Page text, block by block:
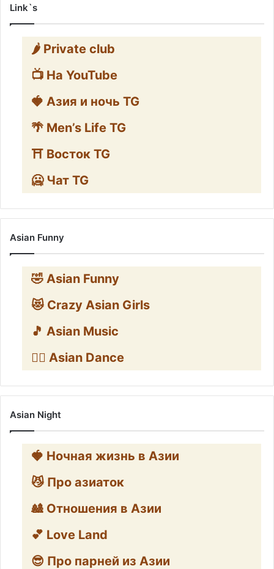
Link`s
🌶️ Private club
📺 На YouTube
🍓 Азия и ночь TG
🌴 Men’s Life TG
⛩️ Восток TG
🥶 Чат TG
Asian Funny
🤣 Asian Funny
😻 Crazy Asian Girls
🎵 Asian Music
👯‍♀️ Asian Dance
Asian Night
🍓 Ночная жизнь в Азии
😼 Про азиаток
🎎 Отношения в Азии
💕 Love Land
😎 Про парней из Азии